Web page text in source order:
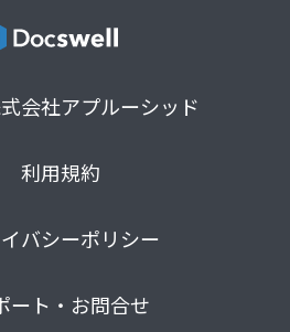
会社アプルーシッド
利用規約
バシーポリシー
ート・お問合せ